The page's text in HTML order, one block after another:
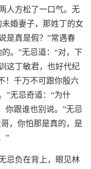
人方松了一口气。无
婚妻子，那姓丁的女
是真是假？”常遇春
。”无忌道：“对，下
这丁敏君，也好代纪
！千万不可跟你殷六
”无忌奇道：“为什
你跟谁也别说。”无忌
，你怕那是真的，是
”
忌负在背上，眼见林